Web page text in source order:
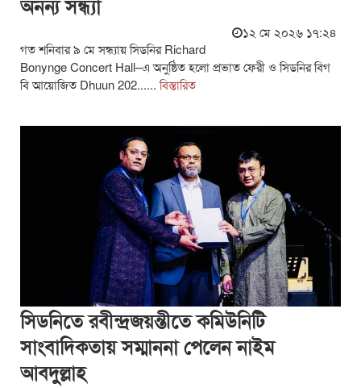
অনন্য সন্ধ্যা
১২ মে ২০২৬ ১৭:২৪
গত শনিবার ৯ মে সন্ধ্যায় সিডনির Richard
Bonynge Concert Hall–এ অনুষ্ঠিত হলো প্রভাত ফেরী ও সিডনির বিগ
বি আয়োজিত Dhuun 202......বিস্তারিত
সিডনিতে রবীন্দ্রজয়ন্তীতে কমিউনিটি
সাংবাদিকতায় সম্মাননা পেলেন নাইম
আবদুল্লাহ